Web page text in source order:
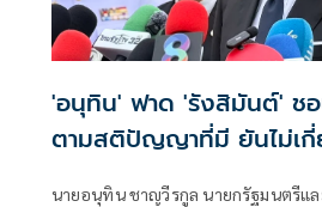
'อนุทิน' ฟาด 'รังสิมันต์' ช
ตามสติปัญญาที่มี ยันไม่เ
นายอนุทิน ชาญวีรกูล นายกรัฐมนตรีแล